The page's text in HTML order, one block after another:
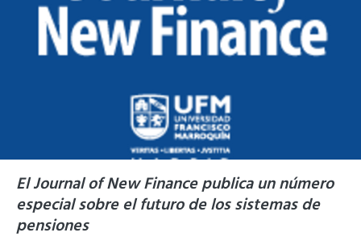
El Journal of New Finance publica un número
especial sobre el futuro de los sistemas de
pensiones